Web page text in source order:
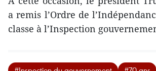
a remis l’Ordre de
classe à l’Inspection